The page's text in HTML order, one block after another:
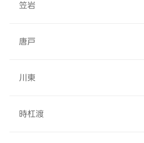
笠岩
唐戸
川東
時杠渡